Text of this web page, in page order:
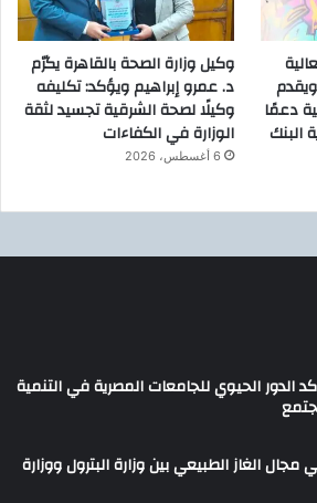
دعمًا
البنك
وكيل وزارة الصحة بالقاهرة يكرّم
د. عمرو إبراهيم ويؤكد: تكليفه
وكيلًا لصحة الشرقية تجسيد لثقة
الوزارة في الكفاءات
6 أغسطس، 2026
الدور الحيوي للجامعات المصرية في التنمية
الغاز الطبيعي بين وزارة البترول ووزارة